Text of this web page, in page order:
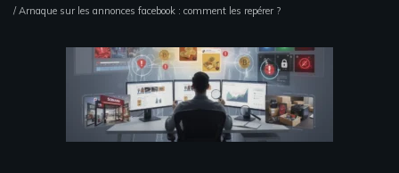
/ Arnaque sur les annonces facebook : comment les repérer ?